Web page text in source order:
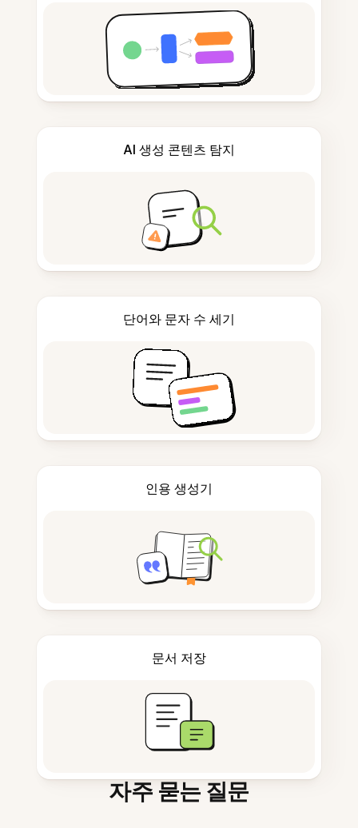
AI 생성 콘텐츠 탐지
단어와 문자 수 세기
인용 생성기
문서 저장
자주 묻는 질문